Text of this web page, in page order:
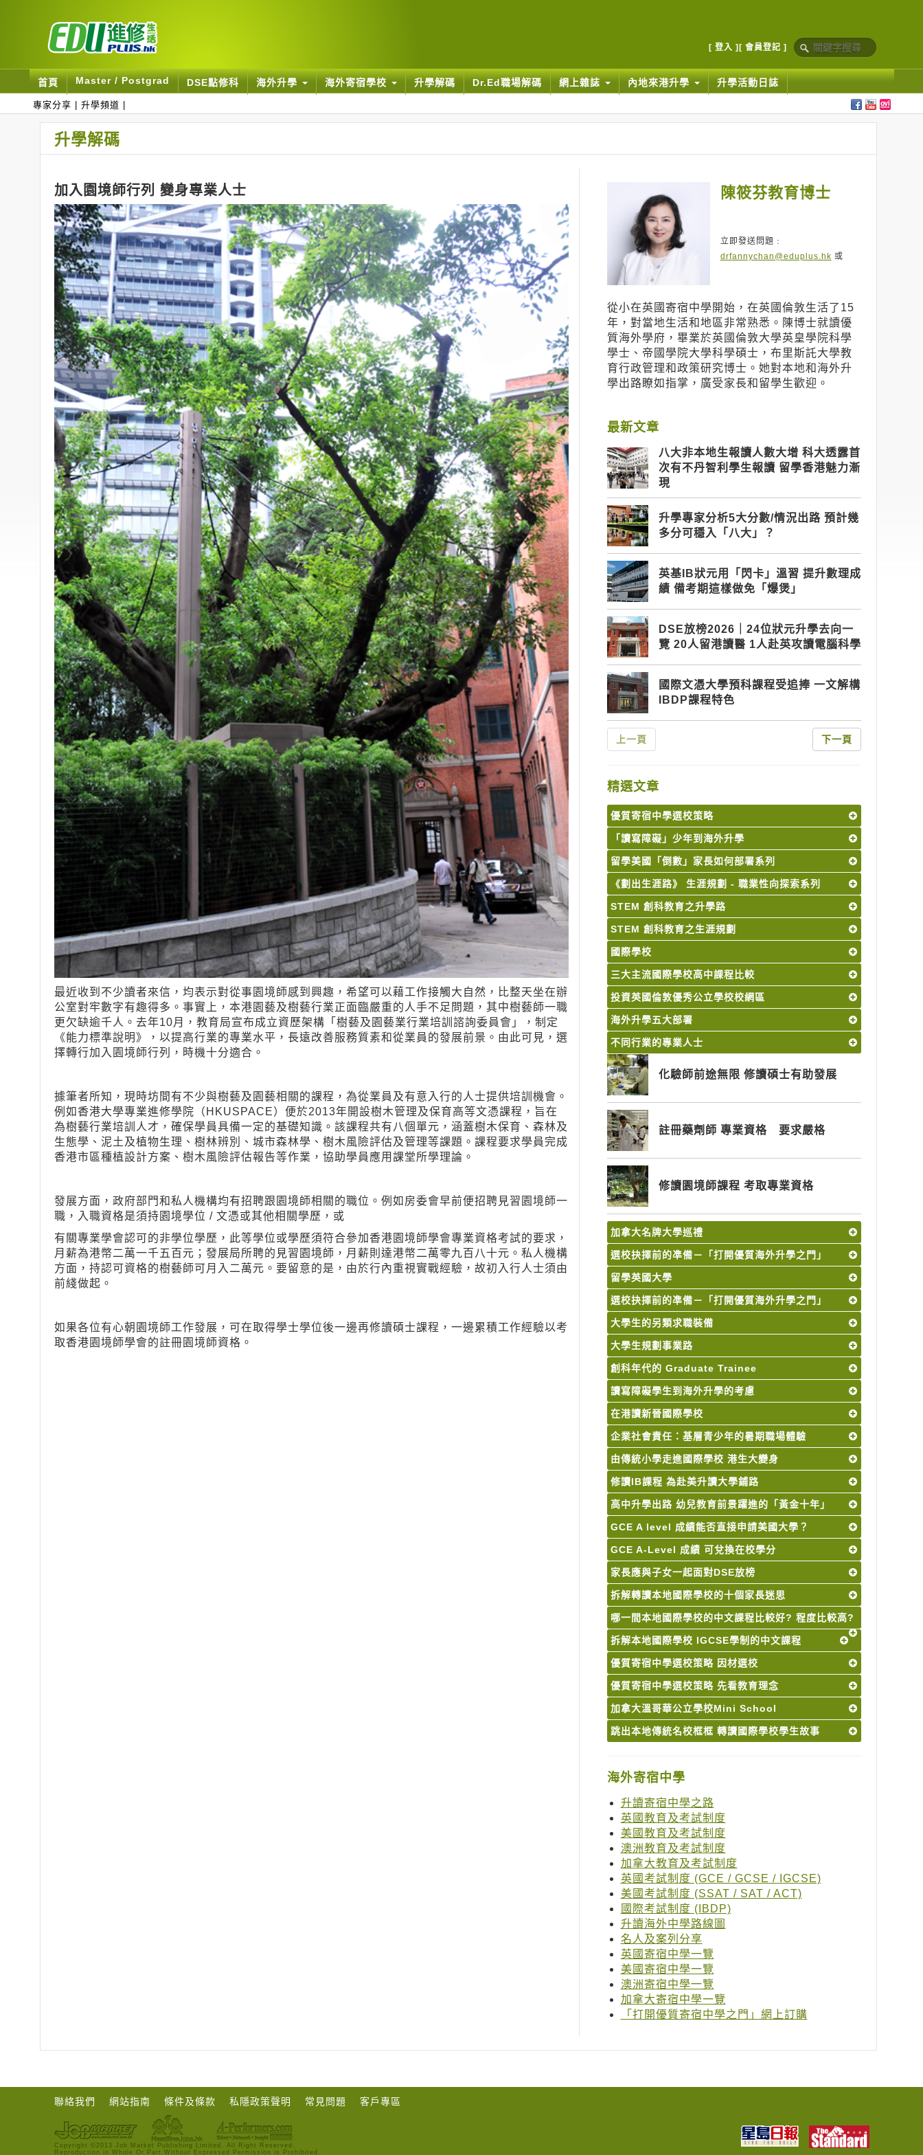
[ 登入 ] [ 會員登記 ]
首頁 Master / Postgrad DSE點修科 海外升學 海外寄宿學校 升學解碼 Dr.Ed職場解碼 網上雜誌 內地來港升學 升學活動日誌
專家分享 升學頻道
升學解碼
加入園境師行列 變身專業人士
最近收到不少讀者來信，均表示對從事園境師感到興趣，希望可以藉工作接觸大自然，比整天坐在辦
公室對牢數字有趣得多。事實上，本港園藝及樹藝行業正面臨嚴重的人手不足問題，其中樹藝師一職
更欠缺逾千人。去年10月，教育局宣布成立資歷架構「樹藝及園藝業行業培訓諮詢委員會」，制定
《能力標準說明》，以提高行業的專業水平，長遠改善服務質素和從業員的發展前景。由此可見，選
擇轉行加入園境師行列，時機十分適合。
據筆者所知，現時坊間有不少與樹藝及園藝相關的課程，為從業員及有意入行的人士提供培訓機會。
例如香港大學專業進修學院（HKUSPACE）便於2013年開設樹木管理及保育高等文憑課程，旨在
為樹藝行業培訓人才，確保學員具備一定的基礎知識。該課程共有八個單元，涵蓋樹木保育、森林及
生態學、泥土及植物生理、樹林辨別、城市森林學、樹木風險評估及管理等課題。課程要求學員完成
香港市區種植設計方案、樹木風險評估報告等作業，協助學員應用課堂所學理論。
發展方面，政府部門和私人機構均有招聘跟園境師相關的職位。例如房委會早前便招聘見習園境師一
職，入職資格是須持園境學位 / 文憑或其他相關學歷，或
有關專業學會認可的非學位學歷，此等學位或學歷須符合參加香港園境師學會專業資格考試的要求，
月薪為港幣二萬一千五百元；發展局所聘的見習園境師，月薪則達港幣二萬零九百八十元。私人機構
方面，持認可資格的樹藝師可月入二萬元。要留意的是，由於行內重視實戰經驗，故初入行人士須由
前綫做起。
如果各位有心朝園境師工作發展，可在取得學士學位後一邊再修讀碩士課程，一邊累積工作經驗以考
取香港園境師學會的註冊園境師資格。
陳筱芬教育博士
立即發送問題﹕
drfannychan@eduplus.hk 或
從小在英國寄宿中學開始，在英國倫敦生活了15
年，對當地生活和地區非常熟悉。陳博士就讀優
質海外學府，畢業於英國倫敦大學英皇學院科學
學士、帝國學院大學科學碩士，布里斯託大學教
育行政管理和政策研究博士。她對本地和海外升
學出路瞭如指掌，廣受家長和留學生歡迎。
最新文章
八大非本地生報讀人數大增 科大透露首
次有不丹智利學生報讀 留學香港魅力漸
現
升學專家分析5大分數/情況出路 預計幾
多分可穩入「八大」？
英基IB狀元用「閃卡」溫習 提升數理成
績 備考期這樣做免「爆煲」
DSE放榜2026｜24位狀元升學去向一
覽 20人留港讀醫 1人赴英攻讀電腦科學
國際文憑大學預科課程受追捧 一文解構
IBDP課程特色
上一頁 下一頁
精選文章
優質寄宿中學選校策略
「讀寫障礙」少年到海外升學
留學美國「倒數」家長如何部署系列
《劃出生涯路》 生涯規劃 - 職業性向探索系列
STEM 創科教育之升學路
STEM 創科教育之生涯規劃
國際學校
三大主流國際學校高中課程比較
投資英國倫敦優秀公立學校校網區
海外升學五大部署
不同行業的專業人士
化驗師前途無限 修讀碩士有助發展
註冊藥劑師 專業資格 要求嚴格
修讀園境師課程 考取專業資格
加拿大名牌大學巡禮
選校抉擇前的凖備－「打開優質海外升學之門」
留學英國大學
選校抉擇前的凖備－「打開優質海外升學之門」
大學生的另類求職裝備
大學生規劃事業路
創科年代的 Graduate Trainee
讀寫障礙學生到海外升學的考慮
在港讀新晉國際學校
企業社會責任：基層青少年的暑期職場體驗
由傳統小學走進國際學校 港生大變身
修讀IB課程 為赴美升讀大學鋪路
高中升學出路 幼兒教育前景躍進的「黃金十年」
GCE A level 成績能否直接申請美國大學？
GCE A-Level 成績 可兌換在校學分
家長應與子女一起面對DSE放榜
拆解轉讀本地國際學校的十個家長迷思
哪一間本地國際學校的中文課程比較好? 程度比較高?
拆解本地國際學校 IGCSE學制的中文課程
優質寄宿中學選校策略 因材選校
優質寄宿中學選校策略 先看教育理念
加拿大溫哥華公立學校Mini School
跳出本地傳統名校框框 轉讀國際學校學生故事
海外寄宿中學
升讀寄宿中學之路
英國教育及考試制度
美國教育及考試制度
澳洲教育及考試制度
加拿大教育及考試制度
英國考試制度 (GCE / GCSE / IGCSE)
美國考試制度 (SSAT / SAT / ACT)
國際考試制度 (IBDP)
升讀海外中學路線圖
名人及案列分享
英國寄宿中學一覽
美國寄宿中學一覽
澳洲寄宿中學一覽
加拿大寄宿中學一覽
「打開優質寄宿中學之門」網上訂購
聯絡我們 網站指南 條件及條款 私隱政策聲明 常見問題 客戶專區
Copyright ©2013 Job Market Publishing Limited. All Right Reserved.
Reproduction in Whole Or Part Without Expressed Permission is Prohibited.